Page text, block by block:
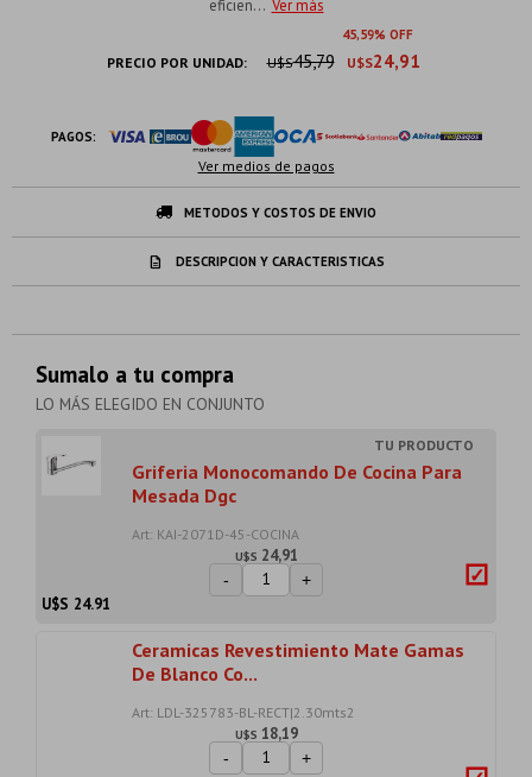
eficien... Ver más
45 59
PRECIO POR UNIDAD: U$S24,91
U$S45,79
PAGOS:
Ver medios de pagos
METODOS Y COSTOS DE ENVIO
DESCRIPCION Y CARACTERISTICAS
Sumalo a tu compra
LO MÁS ELEGIDO EN CONJUNTO
Griferia Monocomando De Cocina Para
Mesada Dgc
Art: KAI-2071D-45-COCINA
U$S 24,91
- +
U$S 24.91
Ceramicas Revestimiento Mate Gamas
De Blanco Co...
Art: LDL-325783-BL-RECT|2.30mts2
U$S 18,19
- +